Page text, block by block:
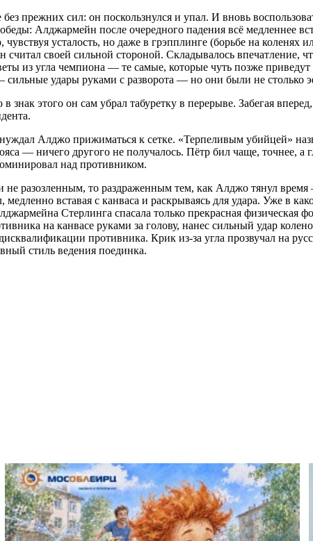
прежних сил: он поскользнулся и упал. И вновь
Алджармейн после очередного падения всё медленнее
усталость, но даже в грэпплинге (борьбе на
своей сильной стороной. Складывалось впечатление,
из угла чемпиона — те самые, которые чуть позже
удары руками с разворота — но они были не столько
этого он сам убрал табуретку в перерыве. Забегая
Алджо прижиматься к сетке. «Терпеливым убийцей»
— ничего другого не получалось. Пётр бил чаще, точнее,
над противником.
разозленным, то раздраженным тем, как Алджо тянул
вставая с канваса и раскрываясь для удара. Уже в
Стерлинга спасала только прекрасная физическая
на канвасе руками за голову, нанес сильный удар
противника. Крик из-за угла прозвучал на
стиль ведения поединка.